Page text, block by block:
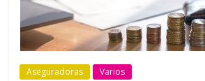
Aseguradoras Varios